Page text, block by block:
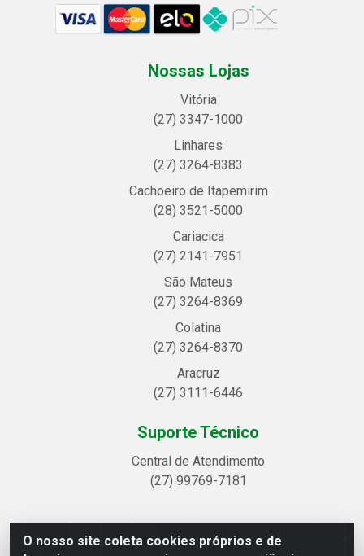
O nosso site coleta cookies próprios e de
Nossas Lojas
Vitória
(27) 3347-1000
Linhares
(27) 3264-8383
Cachoeiro de Itapemirim
(28) 3521-5000
Cariacica
(27) 2141-7951
São Mateus
(27) 3264-8369
Colatina
(27) 3264-8370
Aracruz
(27) 3111-6446
Suporte Técnico
Central de Atendimento
(27) 99769-7181
Linhavix Distribuidora LTDA - Avenida Alegre, 2521 -